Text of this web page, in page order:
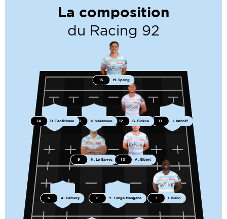
La composition
du Racing 92
6 A. Hemery 7 I. Diallo
8 Y. Tanga Mangene
9 N. Le Garrec 10 A. Gibert
11 J. Imhoff
12 G. Fickou
13 V. Vakatawa
14 D. Taofifenua
15 M. Spring